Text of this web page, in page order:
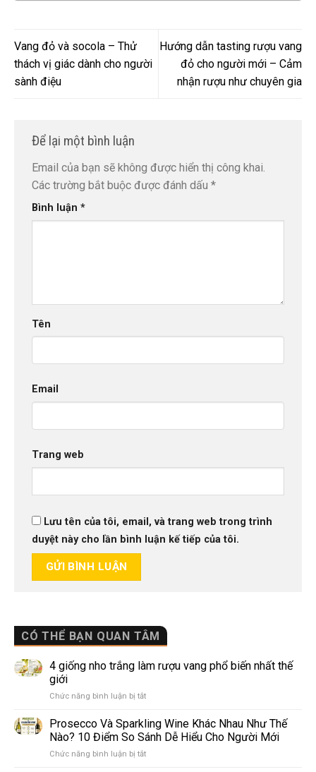
CÓ THỂ BẠN QUAN TÂM
4 giống nho trắng làm rượu vang phổ biến nhất thế
giới
Chức năng bình luận bị tắtở
giống
nho
trắng
làm
Prosecco Và Sparkling Wine Khác Nhau Như Thế
Nào? 10 Điểm So Sánh Dễ Hiểu Cho Người Mới
Chức năng bình luận bị tắtở
Vang đỏ và socola – Thử
thách vị giác dành cho người
sành điệu
Hướng dẫn tasting rượu vang
đỏ cho người mới – Cảm
nhận rượu như chuyên gia
Để lại một bình luận
Email của bạn sẽ không được hiển thị công khai.
Các trường bắt buộc được đánh dấu *
Bình luận *
Tên
Email
Trang web
Lưu tên của tôi, email, và trang web trong trình
duyệt này cho lần bình luận kế tiếp của tôi.